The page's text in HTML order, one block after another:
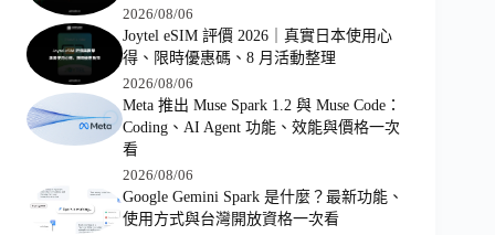
2026/08/06
Joytel eSIM 評價 2026｜真實日本使用心
得、限時優惠碼、8 月活動整理
2026/08/06
Meta 推出 Muse Spark 1.2 與 Muse Code：
Coding、AI Agent 功能、效能與價格一次
看
2026/08/06
Google Gemini Spark 是什麼？最新功能、
使用方式與台灣開放資格一次看